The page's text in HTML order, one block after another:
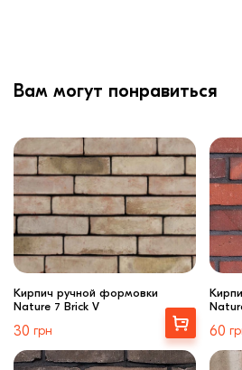
Вам могут понравиться
Кирпич ручной формовки
Nature 7 Brick V
30 грн
Выбрать
60